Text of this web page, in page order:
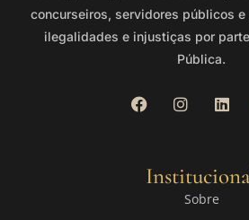
concurseiros, servidores públicos
ilegalidades e injustiças por
Pública.
Sobre